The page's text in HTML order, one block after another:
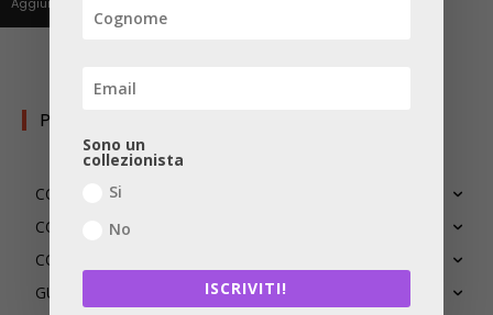
PERCORSI TEMATICI
COLLEZIONARE
CONOSCERE
CONSERVARE
GUARDARE
Sono un
collezionista
Si
No
ISCRIVITI!